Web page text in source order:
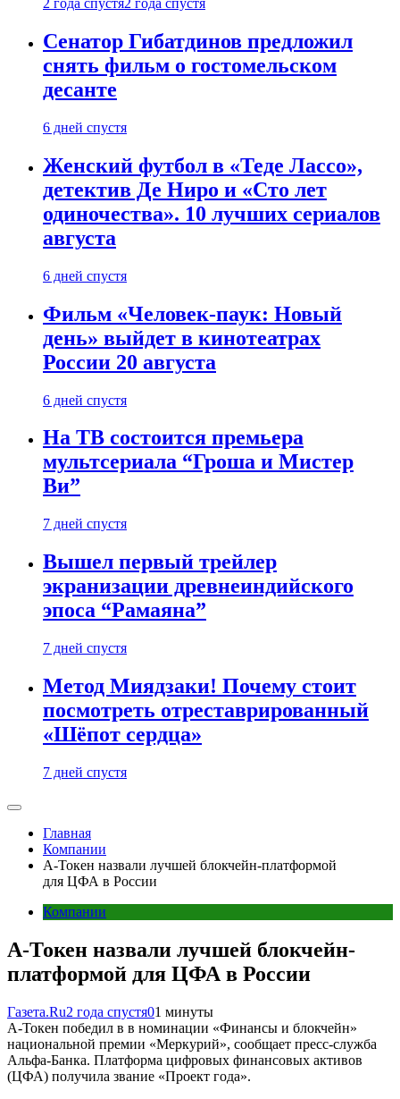
2 года спустя2 года спустя
Сенатор Гибатдинов предложил
снять фильм о гостомельском
десанте
6 дней спустя
Женский футбол в «Теде Лассо»,
детектив Де Ниро и «Сто лет
одиночества». 10 лучших сериалов
августа
6 дней спустя
Фильм «Человек-паук: Новый
день» выйдет в кинотеатрах
России 20 августа
6 дней спустя
На ТВ состоится премьера
мультсериала “Гроша и Мистер
Ви”
7 дней спустя
Вышел первый трейлер
экранизации древнеиндийского
эпоса “Рамаяна”
7 дней спустя
Метод Миядзаки! Почему стоит
посмотреть отреставрированный
«Шёпот сердца»
7 дней спустя
Главная
Компании
А-Токен назвали лучшей блокчейн-платформой
для ЦФА в России
Компании
А-Токен назвали лучшей блокчейн-
платформой для ЦФА в России
Газета.Ru2 года спустя01 минуты
А-Токен победил в в номинации «Финансы и блокчейн»
национальной премии «Меркурий», сообщает пресс-служба
Альфа-Банка. Платформа цифровых финансовых активов
(ЦФА) получила звание «Проект года».